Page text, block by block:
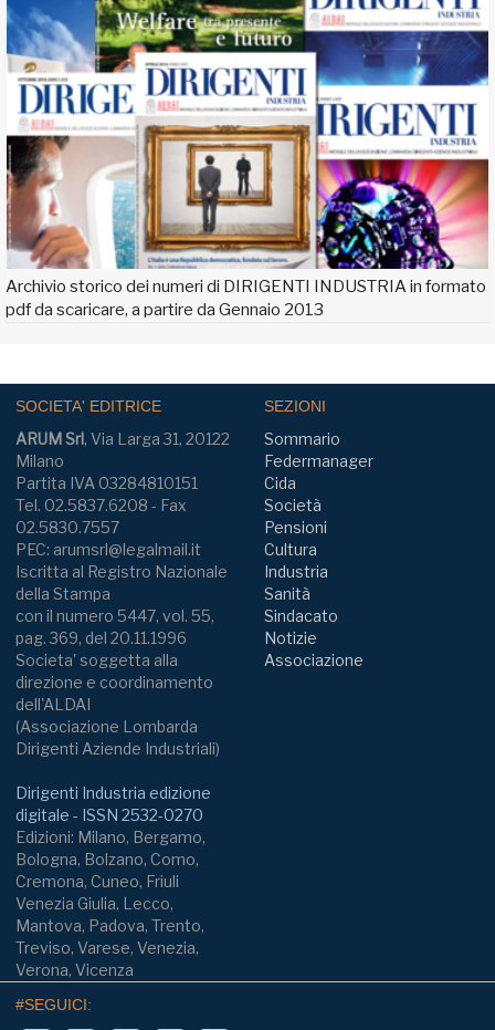
Archivio storico dei numeri di DIRIGENTI INDUSTRIA in formato
pdf da scaricare, a partire da Gennaio 2013
SOCIETA' EDITRICE
ARUM Srl, Via Larga 31, 20122
Milano
Partita IVA 03284810151
Tel. 02.5837.6208 - Fax
02.5830.7557
PEC: arumsrl@legalmail.it
Iscritta al Registro Nazionale
della Stampa
con il numero 5447, vol. 55,
pag. 369, del 20.11.1996
Societa' soggetta alla
direzione e coordinamento
dell'ALDAI
(Associazione Lombarda
Dirigenti Aziende Industriali)
Dirigenti Industria edizione
digitale - ISSN 2532-0270
Edizioni: Milano, Bergamo,
Bologna, Bolzano, Como,
Cremona, Cuneo, Friuli
Venezia Giulia, Lecco,
Mantova, Padova, Trento,
Treviso, Varese, Venezia,
Verona, Vicenza
SEZIONI
Sommario
Federmanager
Cida
Società
Pensioni
Cultura
Industria
Sanità
Sindacato
Notizie
Associazione
#SEGUICI: